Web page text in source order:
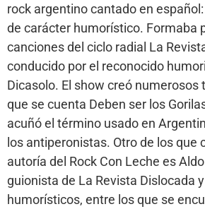
rock argentino cantado en
de carácter humorístico. Formaba
canciones del ciclo radial La
conducido por el reconocido
Dicasolo. El show creó numerosos
que se cuenta Deben ser los
acuñó el término usado en
los antiperonistas. Otro de los que
autoría del Rock Con Leche es
guionista de La Revista Dislocada
humorísticos, entre los que se